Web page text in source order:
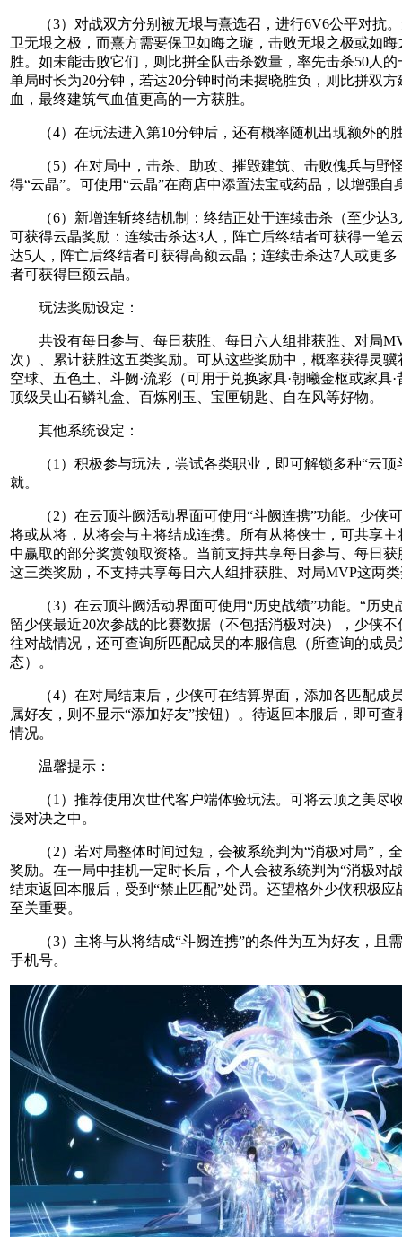
（3）对战双方分别被无垠与熹选召，进行6V6公平对抗。
卫无垠之极，而熹方需要保卫如晦之璇，击败无垠之极或如晦
胜。如未能击败它们，则比拼全队击杀数量，率先击杀50人
单局时长为20分钟，若达20分钟时尚未揭晓胜负，则比拼双方
血，最终建筑气血值更高的一方获胜。
（4）在玩法进入第10分钟后，还有概率随机出现额外的
（5）在对局中，击杀、助攻、摧毁建筑、击败傀兵与野
得“云晶”。可使用“云晶”在商店中添置法宝或药品，以增强自
（6）新增连斩终结机制：终结正处于连续击杀（至少达3
可获得云晶奖励：连续击杀达3人，阵亡后终结者可获得一笔
达5人，阵亡后终结者可获得高额云晶；连续击杀达7人或更
者可获得巨额云晶。
玩法奖励设定：
共设有每日参与、每日获胜、每日六人组排获胜、对局
次）、累计获胜这五类奖励。可从这些奖励中，概率获得灵骥
空球、五色土、斗阙·流彩（可用于兑换家具·朝曦金枢或家具
顶级吴山石鳞礼盒、百炼刚玉、宝匣钥匙、自在风等好物。
其他系统设定：
（1）积极参与玩法，尝试各类职业，即可解锁多种“云顶
就。
（2）在云顶斗阙活动界面可使用“斗阙连携”功能。少侠
将或从将，从将会与主将结成连携。所有从将侠士，可共享主
中赢取的部分奖赏领取资格。当前支持共享每日参与、每日获
这三类奖励，不支持共享每日六人组排获胜、对局MVP这两
（3）在云顶斗阙活动界面可使用“历史战绩”功能。“历史
留少侠最近20次参战的比赛数据（不包括消极对决），少侠
往对战情况，还可查询所匹配成员的本服信息（所查询的成员
态）。
（4）在对局结束后，少侠可在结算界面，添加各匹配成
属好友，则不显示“添加好友”按钮）。待返回本服后，即可查
情况。
温馨提示：
（1）推荐使用次世代客户端体验玩法。可将云顶之美尽
浸对决之中。
（2）若对局整体时间过短，会被系统判为“消极对局”，
奖励。在一局中挂机一定时长后，个人会被系统判为“消极对
结束返回本服后，受到“禁止匹配”处罚。还望格外少侠积极应
至关重要。
（3）主将与从将结成“斗阙连携”的条件为互为好友，且
手机号。